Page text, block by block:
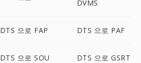
DVMS
DTS 으로 FAP DTS 으로 PAF
DTS 으로 SOU DTS 으로 GSRT